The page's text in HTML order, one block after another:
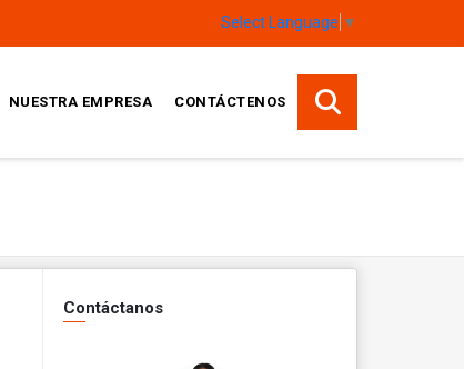
Select Language ▼
NUESTRA EMPRESA CONTÁCTENOS
Contáctanos